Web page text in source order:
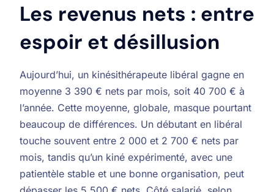
Les revenus nets : entre
espoir et désillusion
Aujourd’hui, un kinésithérapeute libéral gagne en
moyenne 3 390 € nets par mois, soit 40 700 € à
l’année. Cette moyenne, globale, masque pourtant
beaucoup de différences. Un débutant en libéral
touche souvent entre 2 000 et 2 700 € nets par
mois, tandis qu’un kiné expérimenté, avec une
patientèle stable et une bonne organisation, peut